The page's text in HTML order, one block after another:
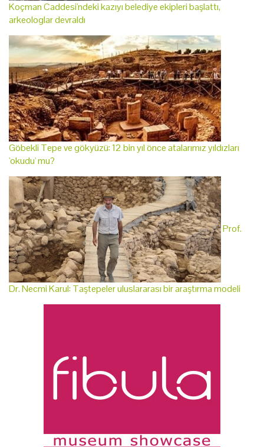
Koçman Caddesi'ndeki kazıyı belediye ekipleri başlattı,
arkeologlar devraldı
Göbekli Tepe ve gökyüzü: 12 bin yıl önce atalarımız yıldızları
'okudu' mu?
Prof.
Dr. Necmi Karul: Taştepeler uluslararası bir araştırma modeli